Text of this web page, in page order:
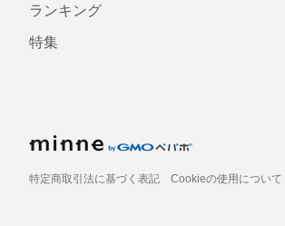
ランキング
特集
特定商取引法に基づく表記 Cookieの使用について